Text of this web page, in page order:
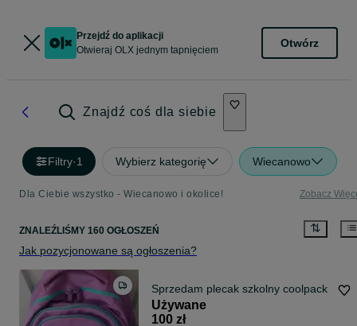
Przejdź do aplikacji
Otwieraj OLX jednym tapnięciem
Otwórz
Znajdź coś dla siebie
Filtry·1 Wybierz kategorię Wiecanowo
Dla Ciebie wszystko - Wiecanowo i okolice! Zobacz
ZNALEŹLIŚMY 160 OGŁOSZEŃ
Jak pozycjonowane są ogłoszenia?
Sprzedam plecak szkolny coolpack
Używane
100 zł